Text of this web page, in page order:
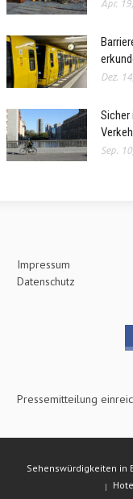
Apr.
Dez.
Sicher
Sep.
Impressum
Datenschutz
Pressemitteilung
Sehenswürdigkeiten in